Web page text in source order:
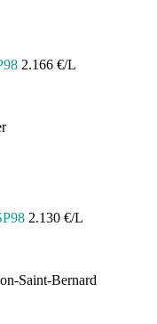
2.166 €/L
2.130 €/L
Saint-Bernard